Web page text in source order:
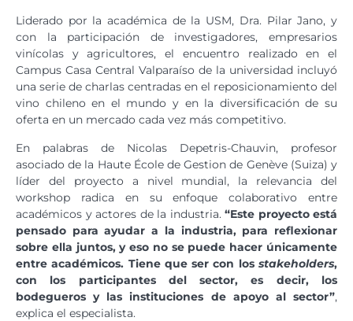
Liderado por la académica de la USM, Dra. Pilar Jano, y
con la participación de investigadores, empresarios
vinícolas y agricultores, el encuentro realizado en el
Campus Casa Central Valparaíso de la universidad incluyó
una serie de charlas centradas en el reposicionamiento del
vino chileno en el mundo y en la diversificación de su
oferta en un mercado cada vez más competitivo.
En palabras de Nicolas Depetris-Chauvin, profesor
asociado de la Haute École de Gestion de Genève (Suiza) y
líder del proyecto a nivel mundial, la relevancia del
workshop radica en su enfoque colaborativo entre
académicos y actores de la industria. “Este proyecto está
pensado para ayudar a la industria, para reflexionar
sobre ella juntos, y eso no se puede hacer únicamente
entre académicos. Tiene que ser con los stakeholders,
con los participantes del sector, es decir, los
bodegueros y las instituciones de apoyo al sector”,
explica el especialista.